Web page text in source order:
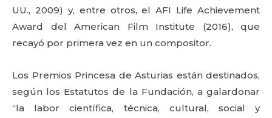
UU., 2009) y, entre otros, el AFI Life Achievement
Award del American Film Institute (2016), que
recayó por primera vez en un compositor.
Los Premios Princesa de Asturias están destinados,
según los Estatutos de la Fundación, a galardonar
“la labor científica, técnica, cultural, social y